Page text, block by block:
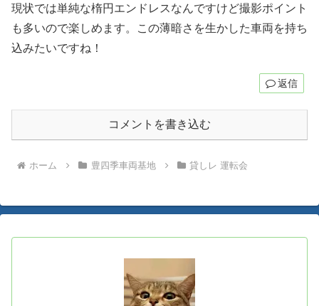
現状では単純な楕円エンドレスなんですけど撮影ポイント
も多いので楽しめます。この薄暗さを生かした車両を持ち
込みたいですね！
返信
コメントを書き込む
ホーム 豊四季車両基地 貸しレ 運転会